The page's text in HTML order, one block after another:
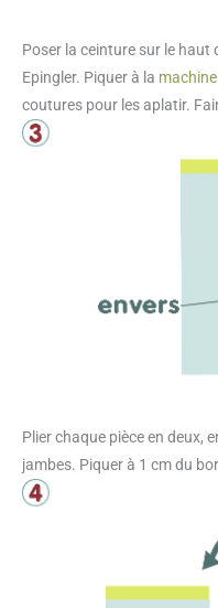
Poser la ceinture sur le
Epingler. Piquer à la machine
coutures pour les aplatir.
Plier chaque pièce en deux,
jambes. Piquer à 1 cm du